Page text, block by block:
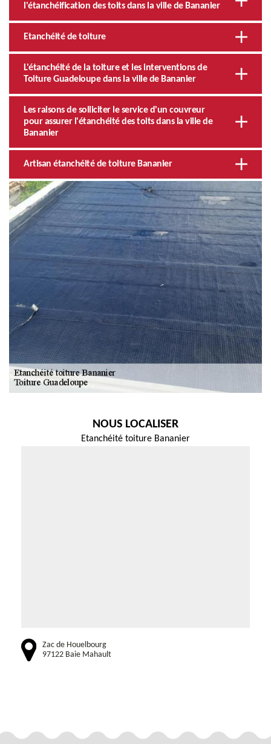
l'étanchéification des toits dans la ville de Bananier
Etanchéité de toiture
L'étanchéité de la toiture et les interventions de
Toiture Guadeloupe dans la ville de Bananier
Les raisons de solliciter le service d'un couvreur
pour assurer l'étanchéité des toits dans la ville de
Bananier
Artisan étanchéité de toiture Bananier
NOUS LOCALISER
Etanchéité toiture Bananier
Zac de Houelbourg
97122 Baie Mahault